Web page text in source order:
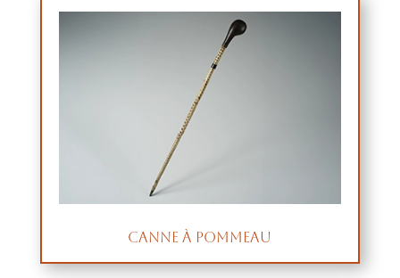
Canne à pommeau